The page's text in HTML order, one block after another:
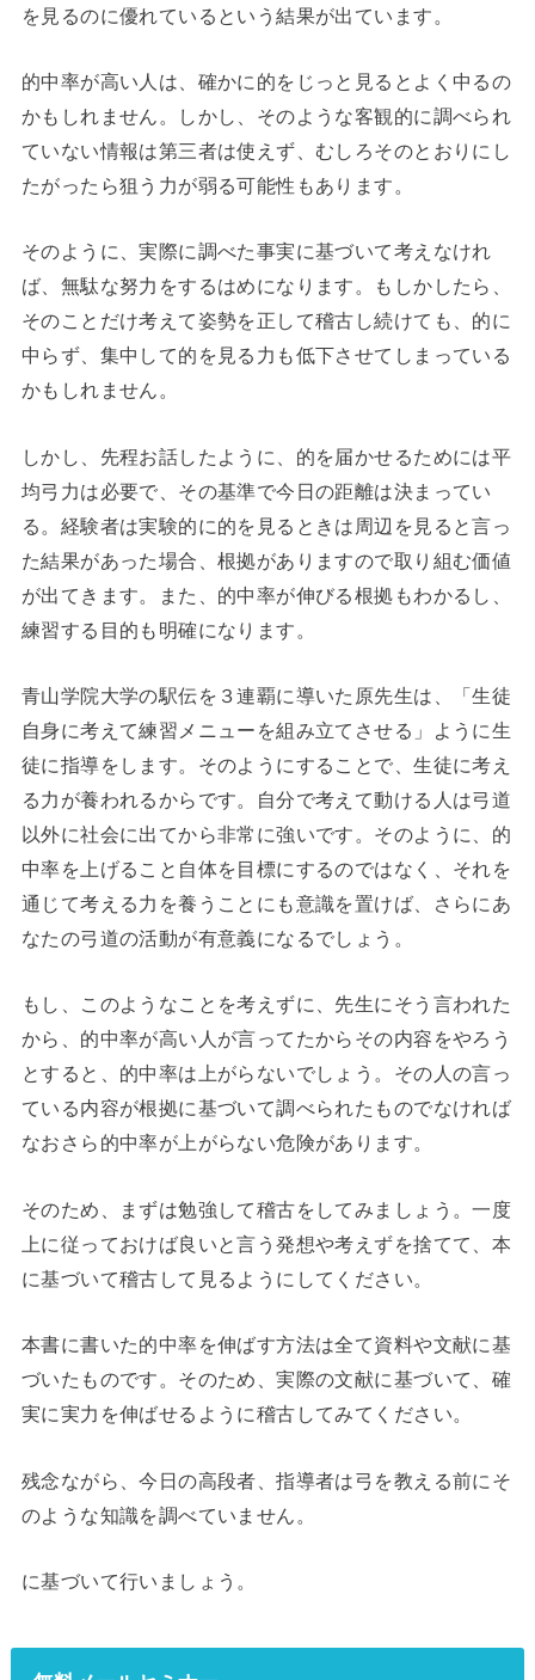
を見るのに優れているという結果が出ています。
的中率が高い人は、確かに的をじっと見るとよく中るの
かもしれません。しかし、そのような客観的に調べられ
ていない情報は第三者は使えず、むしろそのとおりにし
たがったら狙う力が弱る可能性もあります。
そのように、実際に調べた事実に基づいて考えなけれ
ば、無駄な努力をするはめになります。もしかしたら、
そのことだけ考えて姿勢を正して稽古し続けても、的に
中らず、集中して的を見る力も低下させてしまっている
かもしれません。
しかし、先程お話したように、的を届かせるためには平
均弓力は必要で、その基準で今日の距離は決まってい
る。経験者は実験的に的を見るときは周辺を見ると言っ
た結果があった場合、根拠がありますので取り組む価値
が出てきます。また、的中率が伸びる根拠もわかるし、
練習する目的も明確になります。
青山学院大学の駅伝を３連覇に導いた原先生は、「生徒
自身に考えて練習メニューを組み立てさせる」ように生
徒に指導をします。そのようにすることで、生徒に考え
る力が養われるからです。自分で考えて動ける人は弓道
以外に社会に出てから非常に強いです。そのように、的
中率を上げること自体を目標にするのではなく、それを
通じて考える力を養うことにも意識を置けば、さらにあ
なたの弓道の活動が有意義になるでしょう。
もし、このようなことを考えずに、先生にそう言われた
から、的中率が高い人が言ってたからその内容をやろう
とすると、的中率は上がらないでしょう。その人の言っ
ている内容が根拠に基づいて調べられたものでなければ
なおさら的中率が上がらない危険があります。
そのため、まずは勉強して稽古をしてみましょう。一度
上に従っておけば良いと言う発想や考えずを捨てて、本
に基づいて稽古して見るようにしてください。
本書に書いた的中率を伸ばす方法は全て資料や文献に基
づいたものです。そのため、実際の文献に基づいて、確
実に実力を伸ばせるように稽古してみてください。
残念ながら、今日の高段者、指導者は弓を教える前にそ
のような知識を調べていません。
に基づいて行いましょう。